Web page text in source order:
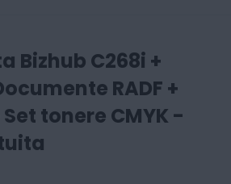
Bizhub C268i +
RADF +
tonere CMYK -